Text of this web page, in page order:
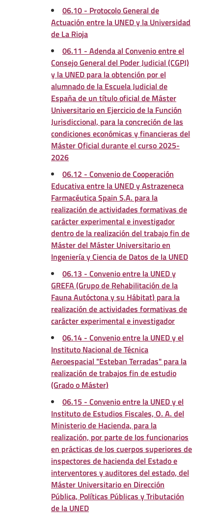
06.10 - Protocolo General de
Actuación entre la UNED y la Universidad
de La Rioja
06.11 - Adenda al Convenio entre el
Consejo General del Poder Judicial (CGPJ)
y la UNED para la obtención por el
alumnado de la Escuela Judicial de
España de un título oficial de Máster
Universitario en Ejercicio de la Función
Jurisdiccional, para la concreción de las
condiciones económicas y financieras del
Máster Oficial durante el curso 2025-
2026
06.12 - Convenio de Cooperación
Educativa entre la UNED y Astrazeneca
Farmacéutica Spain S.A. para la
realización de actividades formativas de
carácter experimental e investigador
dentro de la realización del trabajo fin de
Máster del Máster Universitario en
Ingeniería y Ciencia de Datos de la UNED
06.13 - Convenio entre la UNED y
GREFA (Grupo de Rehabilitación de la
Fauna Autóctona y su Hábitat) para la
realización de actividades formativas de
carácter experimental e investigador
06.14 - Convenio entre la UNED y el
Instituto Nacional de Técnica
Aeroespacial "Esteban Terradas" para la
realización de trabajos fin de estudio
(Grado o Máster)
06.15 - Convenio entre la UNED y el
Instituto de Estudios Fiscales, O. A. del
Ministerio de Hacienda, para la
realización, por parte de los funcionarios
en prácticas de los cuerpos superiores de
inspectores de hacienda del Estado e
interventores y auditores del estado, del
Máster Universitario en Dirección
Pública, Políticas Públicas y Tributación
de la UNED